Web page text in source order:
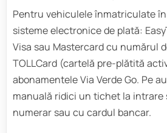
Pentru vehiculele înmatriculate
sisteme electronice de plată:
Visa sau Mastercard cu numărul
TOLLCard (cartelă pre-plătită
abonamentele Via Verde Go. Pe
manuală ridici un tichet la intrare
numerar sau cu cardul bancar.